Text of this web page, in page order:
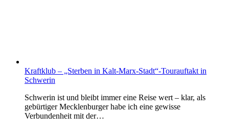
Kraftklub – „Sterben in Kalt-Marx-Stadt“-Tourauftakt in
Schwerin
Schwerin ist und bleibt immer eine Reise wert – klar, als
gebürtiger Mecklenburger habe ich eine gewisse
Verbundenheit mit der…